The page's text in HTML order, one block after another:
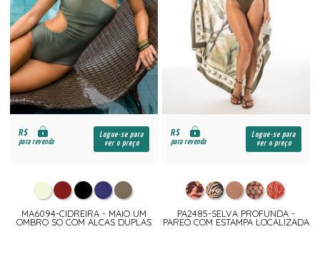
R$
para revenda
Logue-se para
ver o preço
MA6094-CIDREIRA - MAIO UM
OMBRO SO COM ALCAS DUPLAS
R$
para revenda
Logue-se para
ver o preço
PA2485-SELVA PROFUNDA -
PAREO COM ESTAMPA LOCALIZADA